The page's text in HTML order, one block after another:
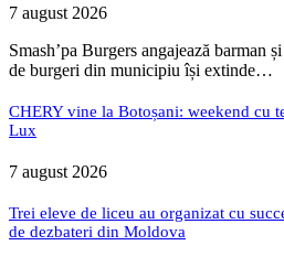
7 august 2026
Smash’pa Burgers angajează barman
de burgeri din municipiu își extinde…
CHERY vine la Botoșani: weekend cu
Lux
7 august 2026
Trei eleve de liceu au organizat cu
de dezbateri din Moldova